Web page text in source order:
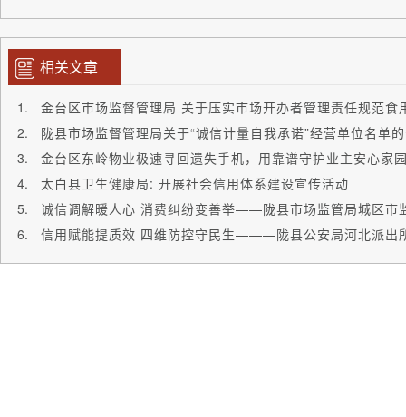
相关文章
陇县市场监督管理局关于“诚信计量自我承诺”经营单位名单
金台区东岭物业极速寻回遗失手机，用靠谱守护业主安心家
太白县卫生健康局: 开展社会信用体系建设宣传活动